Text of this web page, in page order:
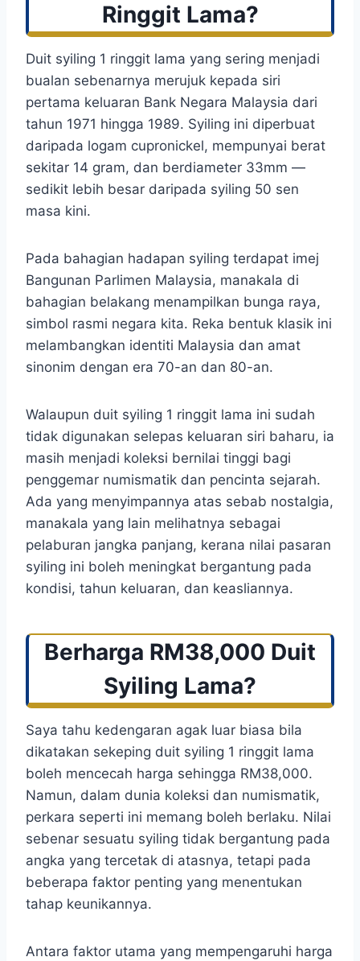
Ringgit Lama?
Duit syiling 1 ringgit lama yang sering menjadi
bualan sebenarnya merujuk kepada siri
pertama keluaran Bank Negara Malaysia dari
tahun 1971 hingga 1989. Syiling ini diperbuat
daripada logam cupronickel, mempunyai berat
sekitar 14 gram, dan berdiameter 33mm —
sedikit lebih besar daripada syiling 50 sen
masa kini.
Pada bahagian hadapan syiling terdapat imej
Bangunan Parlimen Malaysia, manakala di
bahagian belakang menampilkan bunga raya,
simbol rasmi negara kita. Reka bentuk klasik ini
melambangkan identiti Malaysia dan amat
sinonim dengan era 70-an dan 80-an.
Walaupun duit syiling 1 ringgit lama ini sudah
tidak digunakan selepas keluaran siri baharu, ia
masih menjadi koleksi bernilai tinggi bagi
penggemar numismatik dan pencinta sejarah.
Ada yang menyimpannya atas sebab nostalgia,
manakala yang lain melihatnya sebagai
pelaburan jangka panjang, kerana nilai pasaran
syiling ini boleh meningkat bergantung pada
kondisi, tahun keluaran, dan keasliannya.
Berharga RM38,000 Duit
Syiling Lama?
Saya tahu kedengaran agak luar biasa bila
dikatakan sekeping duit syiling 1 ringgit lama
boleh mencecah harga sehingga RM38,000.
Namun, dalam dunia koleksi dan numismatik,
perkara seperti ini memang boleh berlaku. Nilai
sebenar sesuatu syiling tidak bergantung pada
angka yang tercetak di atasnya, tetapi pada
beberapa faktor penting yang menentukan
tahap keunikannya.
Antara faktor utama yang mempengaruhi harga